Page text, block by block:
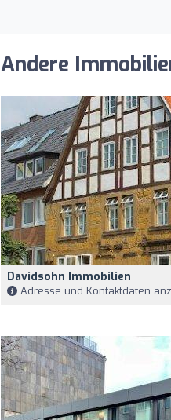
Andere
Davidsohn Immobilien
Adresse und Kontaktdaten